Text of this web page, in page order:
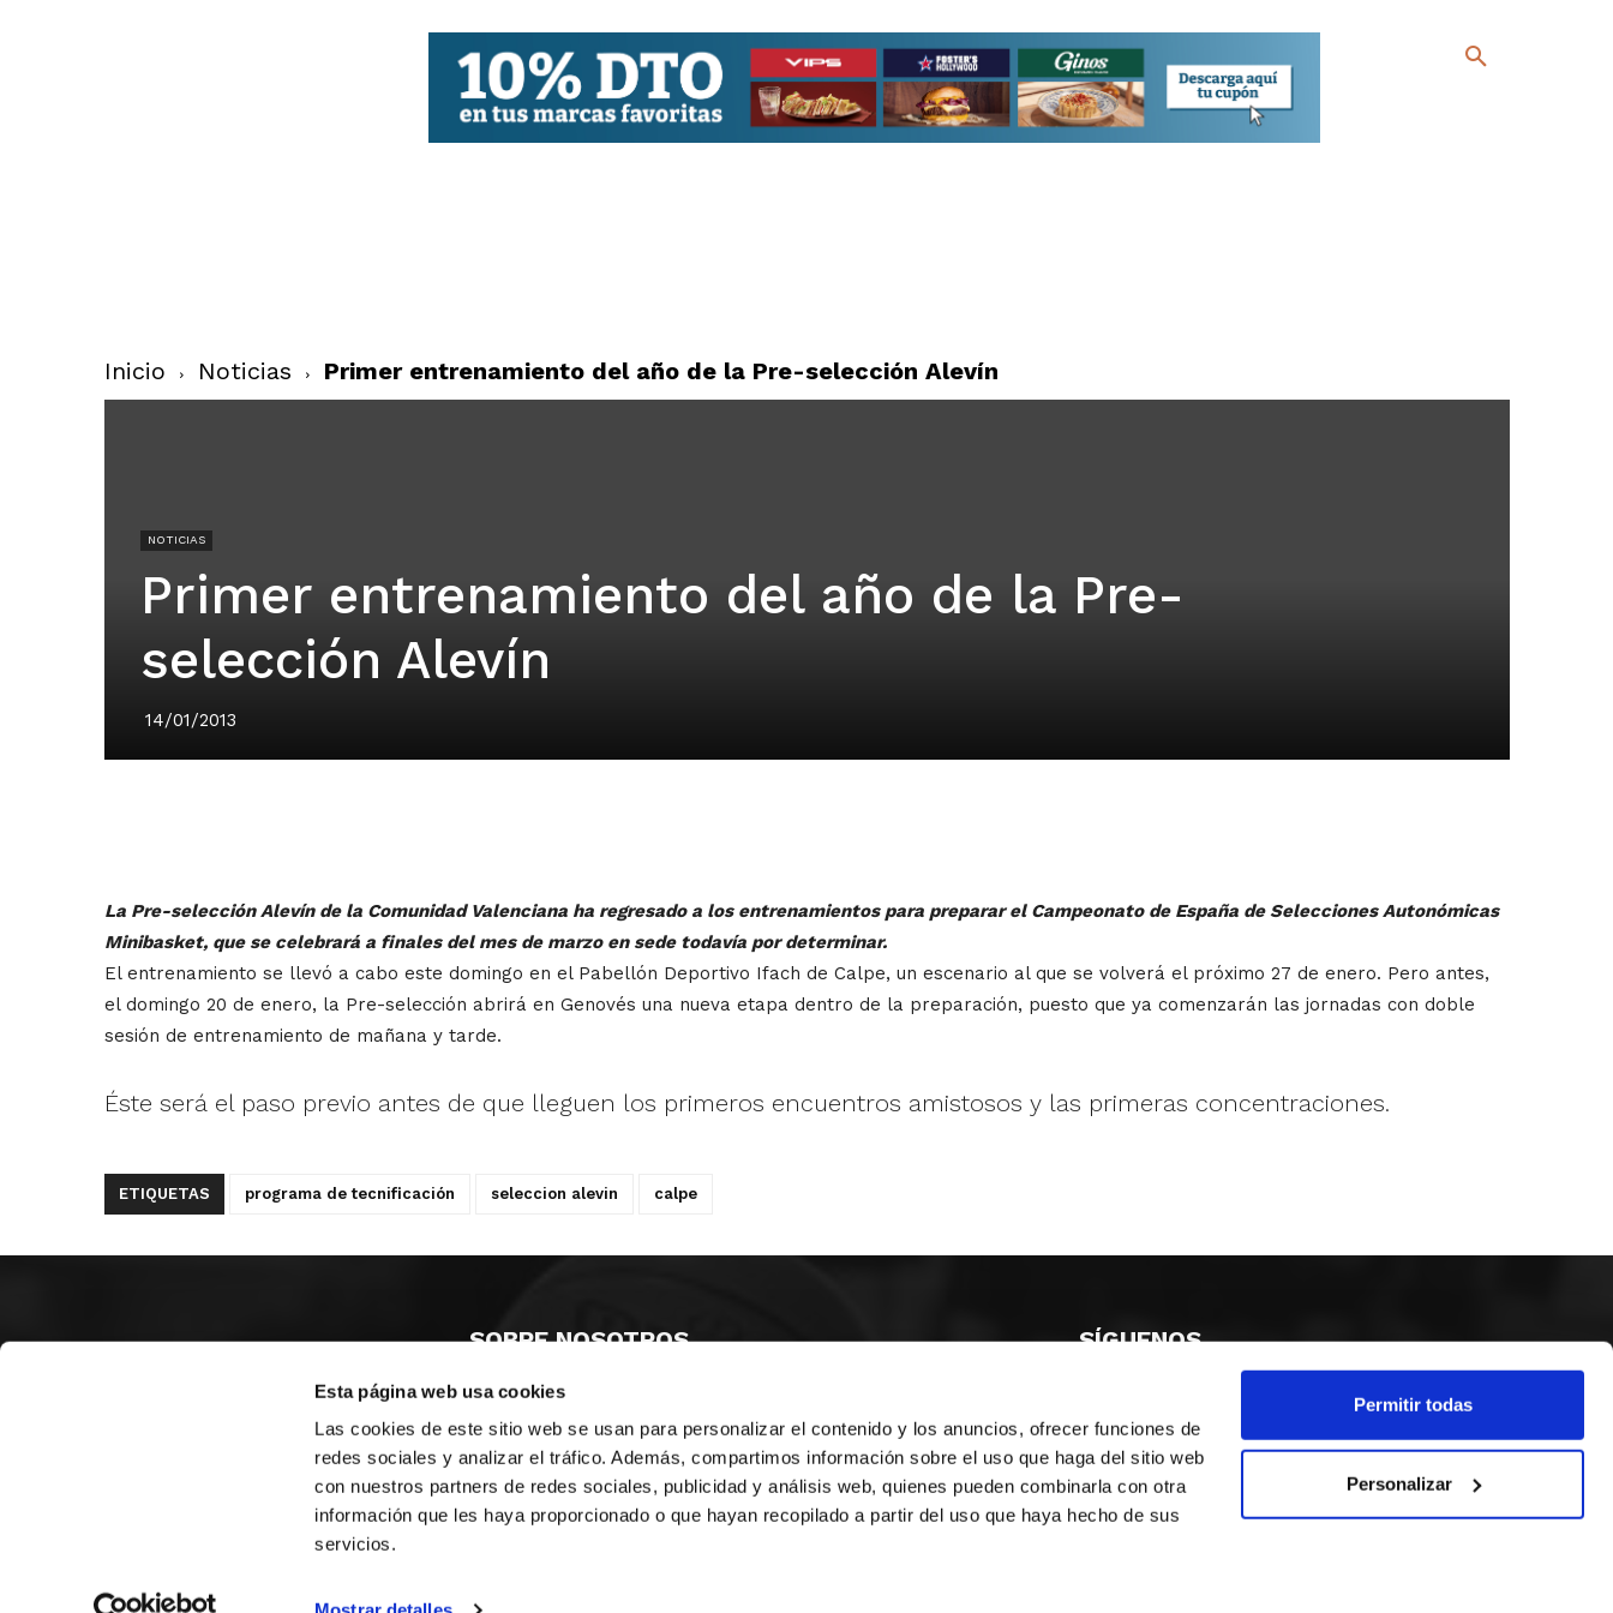
Esta página web usa cookies
Las cookies de este sitio web se usan para personalizar el contenido y los anuncios, ofrecer funciones de
redes sociales y analizar el tráfico. Además, compartimos información sobre el uso que haga del sitio web
con nuestros partners de redes sociales, publicidad y análisis web, quienes pueden combinarla con otra
información que les haya proporcionado o que hayan recopilado a partir del uso que haya hecho de sus
servicios.
Permitir todas
Personalizar
Inicio Noticias Primer entrenamiento del año de la Pre-selección Alevín
NOTICIAS
Primer entrenamiento del año de la Pre-
selección Alevín
14/01/2013
La Pre-selección Alevín de la Comunidad Valenciana ha regresado a los entrenamientos para preparar el Campeonato de España de Selecciones Autonómicas
Minibasket, que se celebrará a finales del mes de marzo en sede todavía por determinar.
El entrenamiento se llevó a cabo este domingo en el Pabellón Deportivo Ifach de Calpe, un escenario al que se volverá el próximo 27 de enero. Pero antes,
el domingo 20 de enero, la Pre-selección abrirá en Genovés una nueva etapa dentro de la preparación, puesto que ya comenzarán las jornadas con doble
sesión de entrenamiento de mañana y tarde.
Éste será el paso previo antes de que lleguen los primeros encuentros amistosos y las primeras concentraciones.
ETIQUETAS programa de tecnificación seleccion alevin calpe
SOBRE NOSOTROS
CASTELLON
VALENCIA
MONESTIR DE POBLET 14 1ª 3º
ALICANTE
CIUDAD DE MATANZAS 12
fbcv@fbcv.es
SÍGUENOS
© FEDERACIÓN BALONCESTO COMUNIDAD VALENCIANA